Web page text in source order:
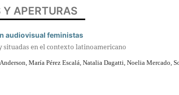
APERTURAS
audiovisual feministas
situadas en el contexto latinoamericano
María Pérez Escalá, Natalia Dagatti, Noelia Mercado,